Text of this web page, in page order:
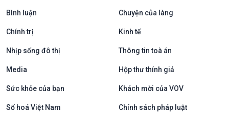
Bình luận Chuyện của làng
Chính trị Kinh tế
Nhịp sống đô thị Thông tin toà án
Media Hộp thư thính giả
Sức khỏe của bạn Khách mời của VOV
Số hoá Việt Nam Chính sách pháp luật